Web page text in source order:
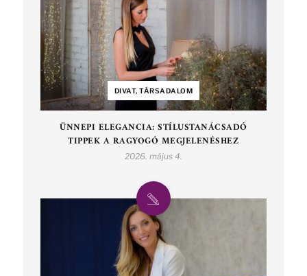
DIVAT, TÁRSADALOM
ÜNNEPI ELEGANCIA: STÍLUSTANÁCSADÓ
TIPPEK A RAGYOGÓ MEGJELENÉSHEZ
2026. május 4.